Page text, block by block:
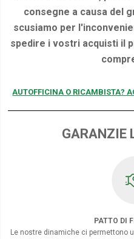
consegne a causa del
scusiamo per
spedire i vostri acquisti il
AUTOFFICINA O RICAMBISTA?
GARANZIE
PATTO DI
Le nostre dinamiche ci permettono